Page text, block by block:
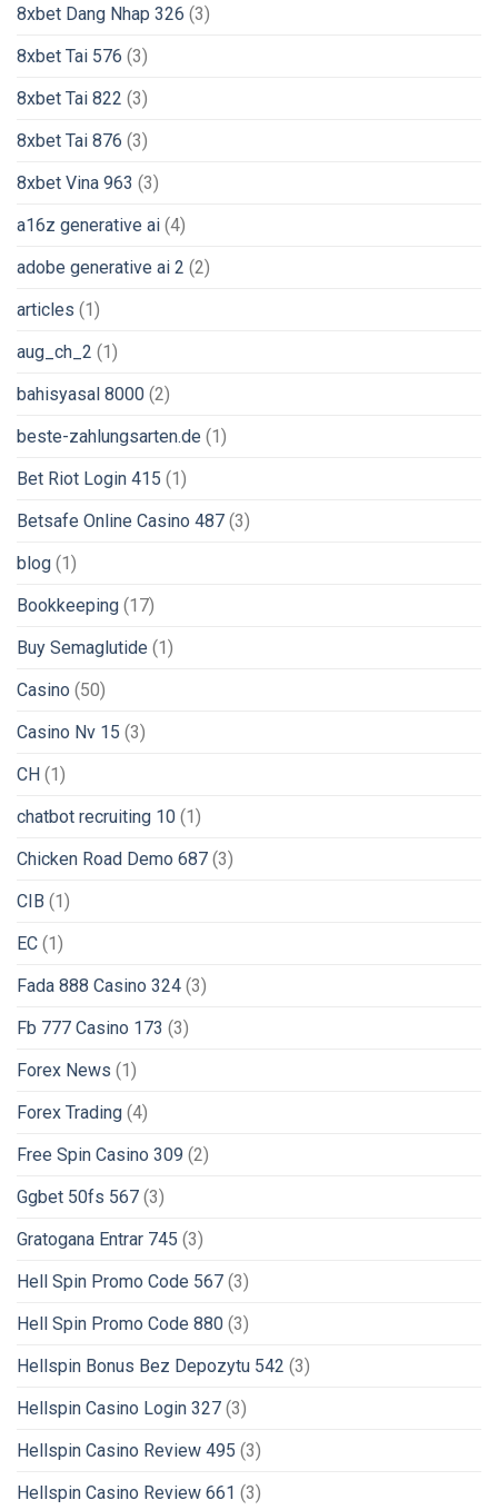
8xbet Dang Nhap 326 (3)
8xbet Tai 576 (3)
8xbet Tai 822 (3)
8xbet Tai 876 (3)
8xbet Vina 963 (3)
a16z generative ai (4)
adobe generative ai 2 (2)
articles (1)
aug_ch_2 (1)
bahisyasal 8000 (2)
beste-zahlungsarten.de (1)
Bet Riot Login 415 (1)
Betsafe Online Casino 487 (3)
blog (1)
Bookkeeping (17)
Buy Semaglutide (1)
Casino (50)
Casino Nv 15 (3)
CH (1)
chatbot recruiting 10 (1)
Chicken Road Demo 687 (3)
CIB (1)
EC (1)
Fada 888 Casino 324 (3)
Fb 777 Casino 173 (3)
Forex News (1)
Forex Trading (4)
Free Spin Casino 309 (2)
Ggbet 50fs 567 (3)
Gratogana Entrar 745 (3)
Hell Spin Promo Code 567 (3)
Hell Spin Promo Code 880 (3)
Hellspin Bonus Bez Depozytu 542 (3)
Hellspin Casino Login 327 (3)
Hellspin Casino Review 495 (3)
Hellspin Casino Review 661 (3)